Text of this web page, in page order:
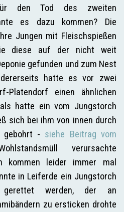
den Tod des zweiten
es dazu kommen? Die
Jungen mit Fleischspießen
diese auf der nicht weit
gefunden und zum Nest
hatte es vor zwei
Platendorf einen ähnlichen
hatte ein vom Jungstorch
sich bei ihm von innen durch
gebohrt - siehe Beitrag vom
verursachte
kommen leider immer mal
in Leiferde ein Jungstorch
werden, der an
zu ersticken drohte